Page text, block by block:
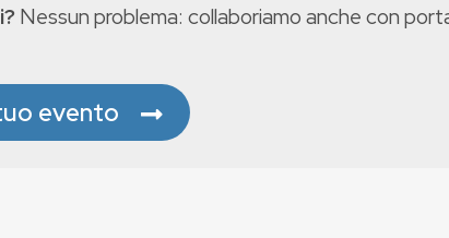
Nessun problema: collaboriamo anche con
evento